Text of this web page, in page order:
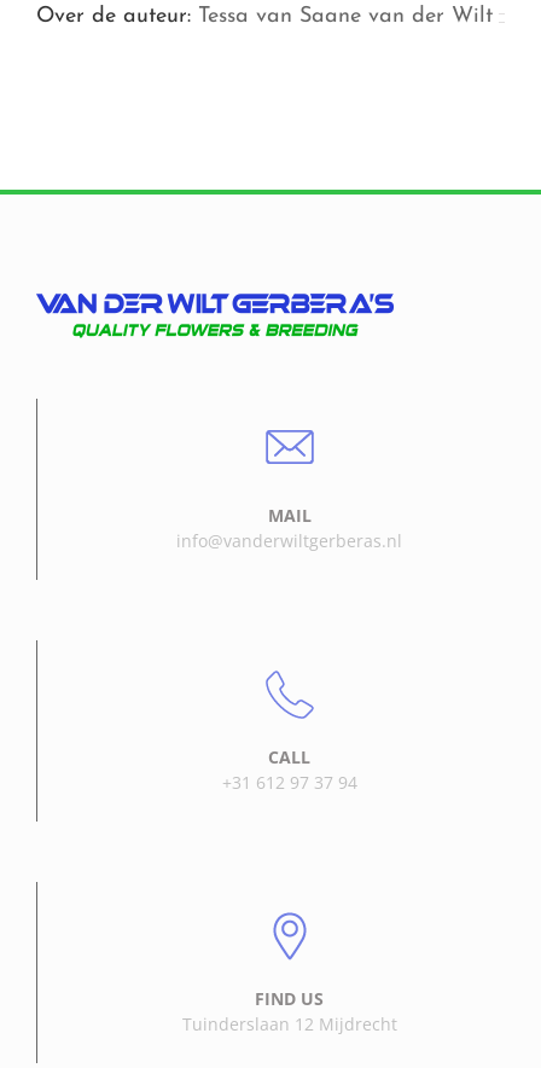
Over de auteur: Tessa van Saane van der Wilt
MAIL
info@vanderwiltgerberas.nl
CALL
+31 612 97 37 94
FIND US
Tuinderslaan 12 Mijdrecht